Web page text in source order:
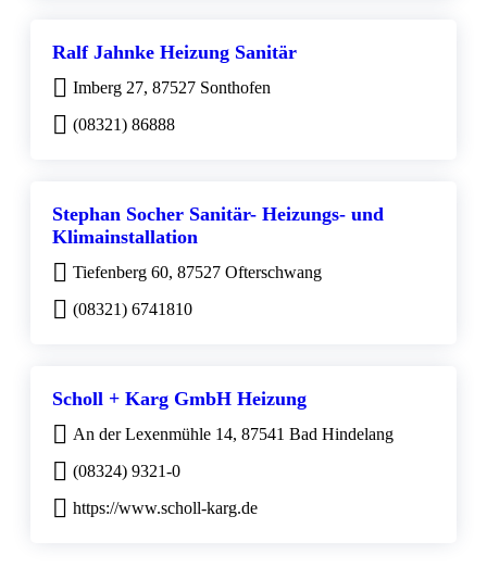
Ralf Jahnke Heizung Sanitär
Imberg 27, 87527 Sonthofen
(08321) 86888
Stephan Socher Sanitär- Heizungs- und
Klimainstallation
Tiefenberg 60, 87527 Ofterschwang
(08321) 6741810
Scholl + Karg GmbH Heizung
An der Lexenmühle 14, 87541 Bad Hindelang
(08324) 9321-0
https://www.scholl-karg.de